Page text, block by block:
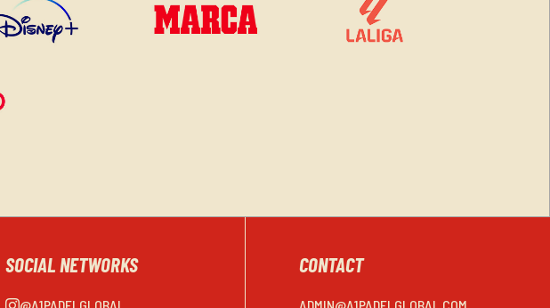
SOCIAL NETWORKS CONTACT